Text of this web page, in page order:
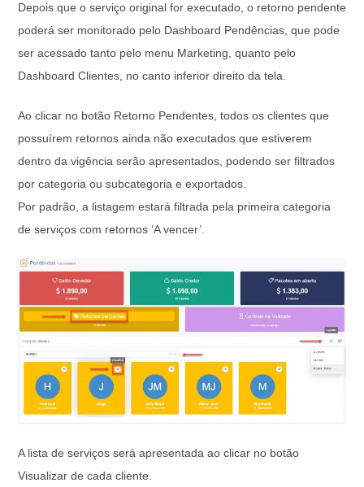
Depois que o serviço original for executado, o retorno pendente
poderá ser monitorado pelo Dashboard Pendências, que pode
ser acessado tanto pelo menu Marketing, quanto pelo
Dashboard Clientes, no canto inferior direito da tela.
Ao clicar no botão Retorno Pendentes, todos os clientes que
possuírem retornos ainda não executados que estiverem
dentro da vigência serão apresentados, podendo ser filtrados
por categoria ou subcategoria e exportados.
Por padrão, a listagem estará filtrada pela primeira categoria
de serviços com retornos ‘A vencer’.
A lista de serviços será apresentada ao clicar no botão
Visualizar de cada cliente.